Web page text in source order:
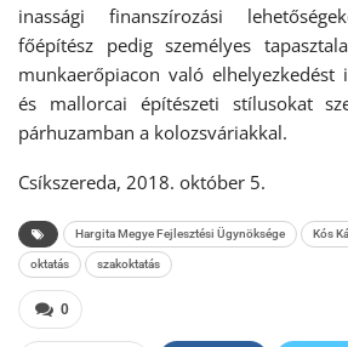
inassági finanszírozási
főépítész pedig személyes
munkaerőpiacon való
és mallorcai építészeti stílusokat
párhuzamban a kolozsváriakkal.
Csíkszereda, 2018. október 5.
Hargita Megye Fejlesztési Ügynöksége Kós
oktatás szakoktatás
0